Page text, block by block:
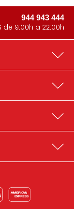
944 943 444
de 9:00h a 22:00h